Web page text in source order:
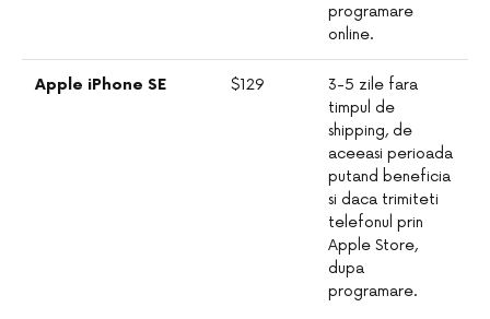
programare
online.
Apple iPhone SE $129
3-5 zile fara
timpul de
shipping, de
aceeasi perioada
putand beneficia
si daca trimiteti
telefonul prin
Apple Store,
dupa
programare.